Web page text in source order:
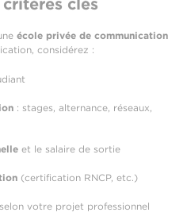
clés
école privée de communication
considérez :
: stages, alternance, réseaux,
et le salaire de sortie
(certification RNCP, etc.)
selon votre projet professionnel